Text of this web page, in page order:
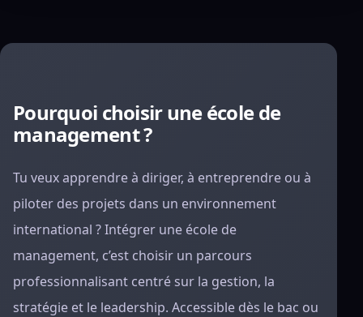
Pourquoi choisir une école de
management ?
Tu veux apprendre à diriger, à entreprendre ou à
piloter des projets dans un environnement
international ? Intégrer une école de
management, c’est choisir un parcours
professionnalisant centré sur la gestion, la
stratégie et le leadership. Accessible dès le bac ou